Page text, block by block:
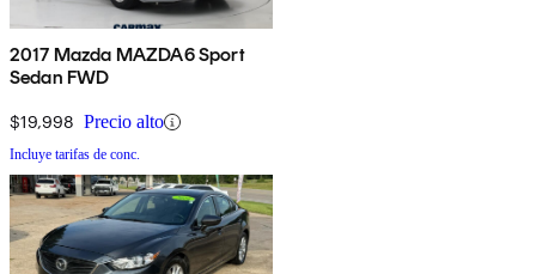
2017 Mazda MAZDA6 Sport
Sedan FWD
$19,998 Precio alto
Incluye tarifas de conc.